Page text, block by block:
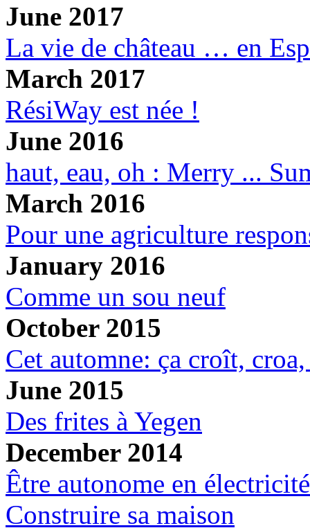
June 2017
La vie de château … en
March 2017
RésiWay est née !
June 2016
haut, eau, oh : Merry ...
March 2016
Pour une agriculture
January 2016
Comme un sou neuf
October 2015
Cet automne: ça croît,
June 2015
Des frites à Yegen
December 2014
Être autonome en électricité
Construire sa maison